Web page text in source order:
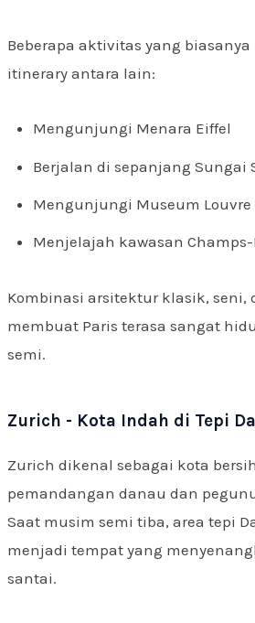
Beberapa aktivitas yang
itinerary antara lain:
Mengunjungi Menara Eiffel
Berjalan di sepanjang Sungai
Mengunjungi Museum Louvre
Menjelajah kawasan Champs-
Kombinasi arsitektur klasik, seni,
membuat Paris terasa sangat
semi.
Zurich - Kota Indah di Tepi
Zurich dikenal sebagai kota
pemandangan danau dan
Saat musim semi tiba, area tepi
menjadi tempat yang
santai.